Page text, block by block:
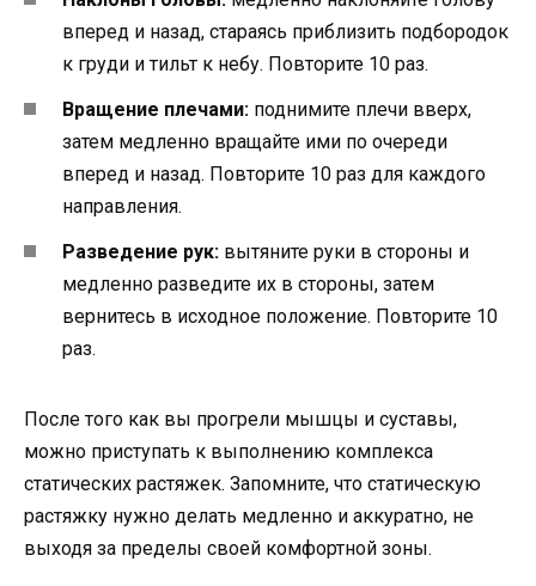
вперед и назад, стараясь приблизить подбородок
к груди и тильт к небу. Повторите 10 раз.
Вращение плечами: поднимите плечи вверх,
затем медленно вращайте ими по очереди
вперед и назад. Повторите 10 раз для каждого
направления.
Разведение рук: вытяните руки в стороны и
медленно разведите их в стороны, затем
вернитесь в исходное положение. Повторите 10
раз.
После того как вы прогрели мышцы и суставы,
можно приступать к выполнению комплекса
статических растяжек. Запомните, что статическую
растяжку нужно делать медленно и аккуратно, не
выходя за пределы своей комфортной зоны.